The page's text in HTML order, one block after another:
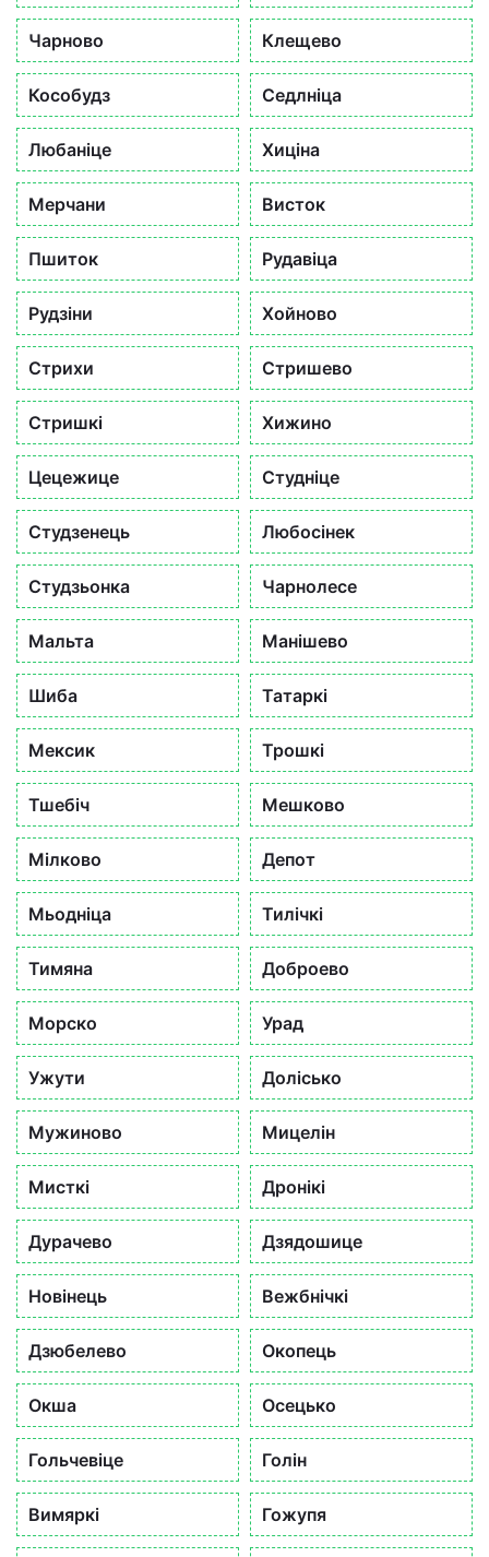
Чарново Клещево
Кособудз Седлніца
Любаніце Хиціна
Мерчани Висток
Пшиток Рудавіца
Рудзіни Хойново
Стрихи Стришево
Стришкі Хижино
Цецежице Студніце
Студзенець Любосінек
Студзьонка Чарнолесе
Мальта Манішево
Шиба Татаркі
Мексик Трошкі
Тшебіч Мешково
Мілково Депот
Мьодніца Тилічкі
Тимяна Доброево
Морско Урад
Ужути Долісько
Мужиново Мицелін
Мисткі Дронікі
Дурачево Дзядошице
Новінець Вежбнічкі
Дзюбелево Окопець
Окша Осецько
Гольчевіце Голін
Вимяркі Гожупя